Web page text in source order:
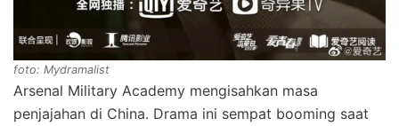
foto: Mydramalist
Arsenal Military Academy mengisahkan masa
penjajahan di China. Drama ini sempat booming saat